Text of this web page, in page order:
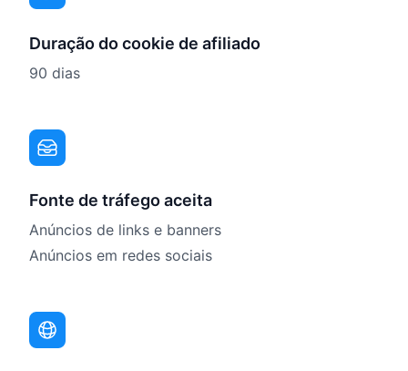
Duração do cookie de afiliado
90 dias
Fonte de tráfego aceita
Anúncios de links e banners
Anúncios em redes sociais